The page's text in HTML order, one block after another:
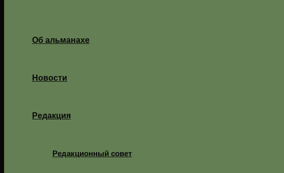
Об альманахе
Новости
Редакция
Редакционный совет